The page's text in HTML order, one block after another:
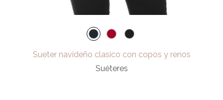
Sueter navideño clasico con copos y renos
Suéteres